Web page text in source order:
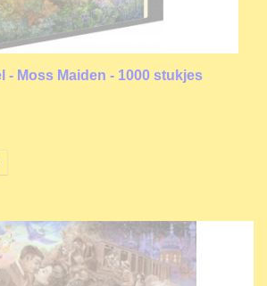
- Moss Maiden - 1000 stukjes